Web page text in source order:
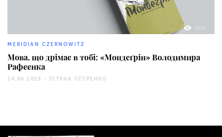
6161
MERIDIAN CZERNOWITZ
Мова, що дрімає в тобі: «Мондеґрін» Володимира
Рафєєнка
24.06.2019 - ТЕТЯНА ПЕТРЕНКО